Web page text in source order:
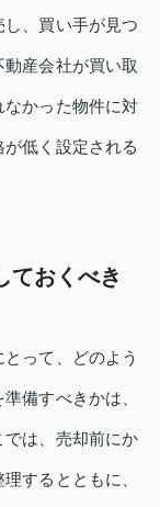
、買い手が見つ
産会社が買い取
なかった物件に対
低く設定される
ておくべき
って、どのよう
備すべきかは、
は、売却前にか
するとともに、